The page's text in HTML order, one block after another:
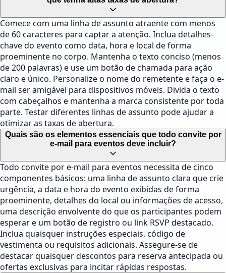
Comece com uma linha de assunto atraente com menos
de 60 caracteres para captar a atenção. Inclua detalhes-
chave do evento como data, hora e local de forma
proeminente no corpo. Mantenha o texto conciso (menos
de 200 palavras) e use um botão de chamada para ação
claro e único. Personalize o nome do remetente e faça o e-
mail ser amigável para dispositivos móveis. Divida o texto
com cabeçalhos e mantenha a marca consistente por toda
parte. Testar diferentes linhas de assunto pode ajudar a
otimizar as taxas de abertura.
Quais são os elementos essenciais que todo convite por
e-mail para eventos deve incluir?
Todo convite por e-mail para eventos necessita de cinco
componentes básicos: uma linha de assunto clara que crie
urgência, a data e hora do evento exibidas de forma
proeminente, detalhes do local ou informações de acesso,
uma descrição envolvente do que os participantes podem
esperar e um botão de registro ou link RSVP destacado.
Inclua quaisquer instruções especiais, código de
vestimenta ou requisitos adicionais. Assegure-se de
destacar quaisquer descontos para reserva antecipada ou
ofertas exclusivas para incitar rápidas respostas.